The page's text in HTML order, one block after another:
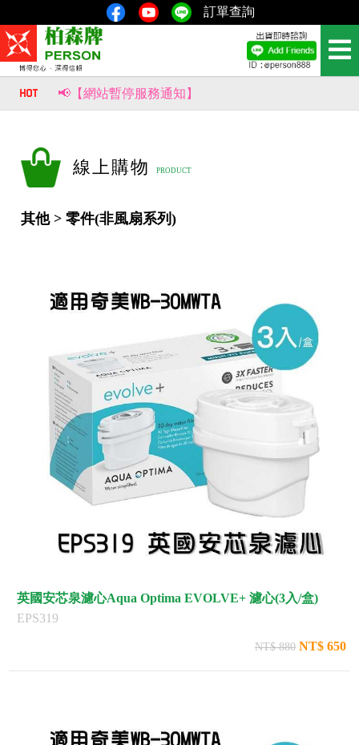
訂單查詢
📢【網站暫停服務通知】
線上購物
其他 > 零件(非風扇系列)
英國安芯泉濾心Aqua Optima EVOLVE+ 濾心(3入/盒)
EPS319
NT$ 880 NT$ 650